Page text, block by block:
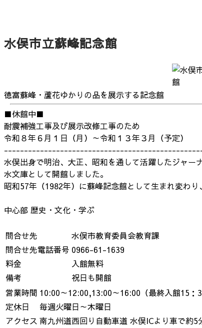
水俣市立蘇峰記念館
徳富蘇峰・蘆花ゆかりの品を展示する記念館
■休館中■
耐震補強工事及び展示改修工事のため
令和８年６月１日（月）～令和１３年３月（予定）
水俣出身で明治、大正、昭和を通して活躍したジャ
水文庫として開館しました。
昭和57年（1982年）に蘇峰記念館として生まれ変わ
中心部 歴史・文化・学ぶ
問合せ先
水俣市教育委員会教育課
問合せ先電話番号 0966-61-1639
料金
入館無料
備考
祝日も開館
営業時間 10:00～12:00,13:00～16:00（最終入館15：
定休日
毎週火曜日～木曜日
アクセス 南九州道西回り自動車道 水俣ICより車で約